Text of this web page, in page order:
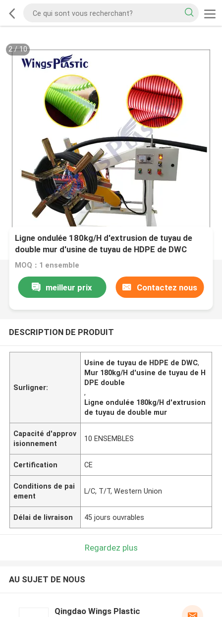
2/10
Ligne ondulée 180kg/H d'extrusion de tuyau de
double mur d'usine de tuyau de HDPE de DWC
MOQ：1 ensemble
meilleur prix Contactez nous
DESCRIPTION DE PRODUIT
Surligner:
Usine de tuyau de HDPE de DWC,
Mur 180kg/H d'usine de tuyau de H
DPE double
,
Ligne ondulée 180kg/H d'extrusion
de tuyau de double mur
Capacité d'approv
isionnement
10 ENSEMBLES
Certification CE
Conditions de pai
ement
L/C, T/T, Western Union
Délai de livraison 45 jours ouvrables
Regardez plus
AU SUJET DE NOUS
Qingdao Wings Plastic